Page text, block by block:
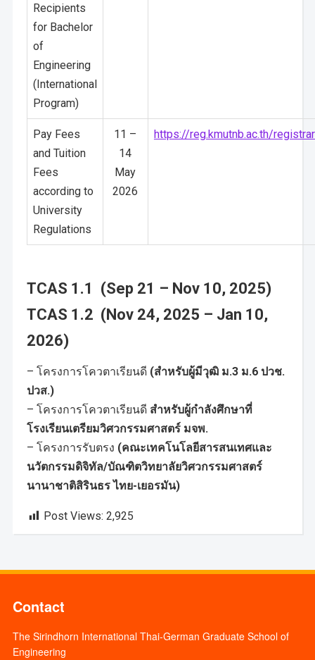
Recipients
for Bachelor
of
Engineering
(International
Program)
Pay Fees
and Tuition
Fees
according to
University
Regulations
11 –
14
May
2026
https://reg.kmutnb.ac.th/
TCAS 1.1 (Sep 21 – Nov 10, 2025)
TCAS 1.2 (Nov 24, 2025 – Jan 10,
2026)
– โครงการโควตาเรียนดี (สำหรับผู้มีวุฒิ ม.3 ม.6 ปวช.
ปวส.)
– โครงการโควตาเรียนดี สำหรับผู้กำลังศึกษาที่
โรงเรียนเตรียมวิศวกรรมศาสตร์ มจพ.
– โครงการรับตรง (คณะเทคโนโลยีสารสนเทศและ
นวัตกรรมดิจิทัล/บัณฑิตวิทยาลัยวิศวกรรมศาสตร์
นานาชาติสิรินธร ไทย-เยอรมัน)
Post Views: 2,925
Contact
The Sirindhorn International Thai-German Graduate School of
Engineering